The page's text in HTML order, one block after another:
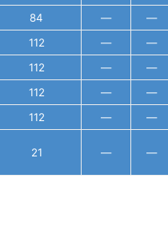
84 —
—
112 —
—
112 —
—
112 —
—
112 —
—
21 — —